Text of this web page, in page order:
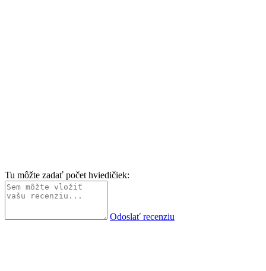
Tu môžte zadať počet hviedičiek:
Odoslať recenziu